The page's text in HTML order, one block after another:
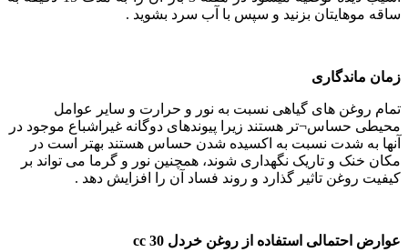
ساقه موهایتان بزنید و سپس با آب سرد بشوید .
زمان ماندگاری
تمام روغن‌ های گیاهی نسبت به نور و حرارت و سایر عوامل
محیطی حساس‌¬تر هستند زیرا پیوندهای دوگانه غیراشباع موجود در
آنها به شدت نسبت به اکسیده شدن حساس هستند بهتر است در
مکان خنک و تاریک نگهداری شوند، همچنین نور و گرما می تواند بر
کیفیت روغن تاثیر گذارد و روند فساد آن را افزایش دهد .
عوارض احتمالی استفاده از روغن خردل 30 cc